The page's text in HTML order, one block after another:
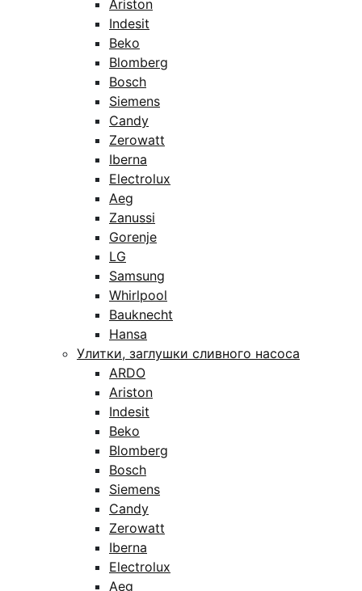
Ariston
Indesit
Beko
Blomberg
Bosch
Siemens
Candy
Zerowatt
Iberna
Electrolux
Aeg
Zanussi
Gorenje
LG
Samsung
Whirlpool
Bauknecht
Hansa
Улитки, заглушки сливного насоса
ARDO
Ariston
Indesit
Beko
Blomberg
Bosch
Siemens
Candy
Zerowatt
Iberna
Electrolux
Aeg